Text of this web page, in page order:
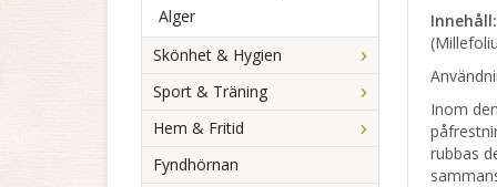
Alger
Skönhet & Hygien
Sport & Träning
Hem & Fritid
Fyndhörnan
Inom
rubbas